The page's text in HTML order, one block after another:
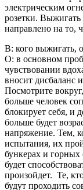
электрическим
розетки. Выжигать
направлено на
В: кого выжигать,
О: в основном
чувствовании
вносит дисбаланс
Посмотрите
больше человек
блокирует себя, и
больше будет
напряжение. Тем,
испытания, их
бункерах и горных
будет
произойдет. Те,
будут проходить